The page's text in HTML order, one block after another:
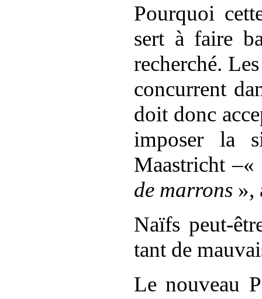
Pourquoi
sert à faire
recherché.
concurrent
doit donc
imposer la
Maastricht–«
de marrons »,
Naïfs peut-
tant de
Le nouveau